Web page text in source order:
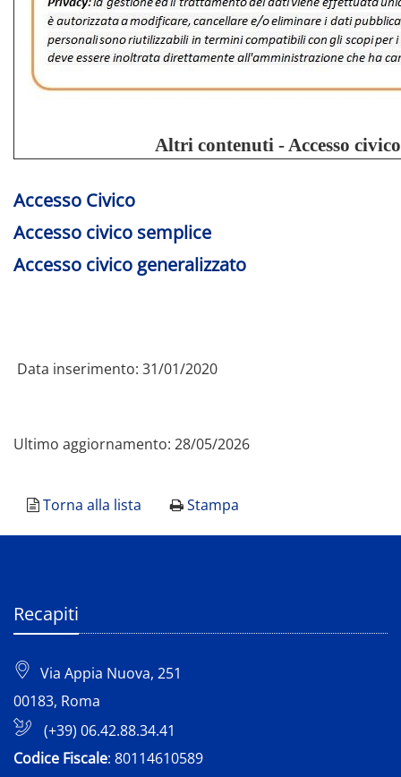
Altri contenuti - Accesso
Accesso Civico
Accesso civico semplice
Accesso civico generalizzato
Data inserimento: 31/01/2020
Ultimo aggiornamento: 28/05/2026
Torna alla lista Stampa
Recapiti
Via Appia Nuova, 251
00183, Roma
(+39) 06.42.88.34.41
Codice Fiscale: 80114610589